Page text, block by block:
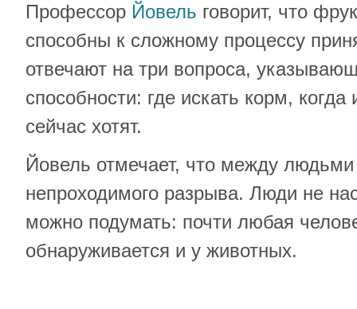
Профессор Йовель говорит, что
способны к сложному процессу
отвечают на три вопроса,
способности: где искать корм, когда
сейчас хотят.
Йовель отмечает, что между
непроходимого разрыва. Люди не
можно подумать: почти любая
обнаруживается и у животных.